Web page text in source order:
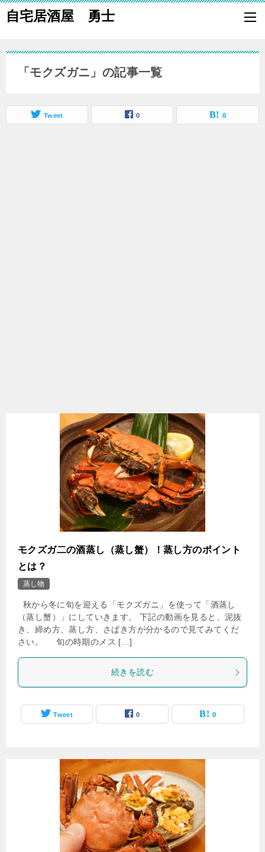
自宅居酒屋 勇士
自宅で居酒屋の「酒の肴」になる料理を楽しく作り、家族や親族に友
「モクズガニ」の記事一覧
Tweet 0 0
モクズガ二の酒蒸し（蒸し蟹）！蒸し方のポイント
とは？
蒸し物
秋から冬に旬を迎える「モクズガニ」を使って「酒蒸し
（蒸し蟹）」にしていきます。 下記の動画を見ると、泥抜
き、締め方、蒸し方、さばき方が分かるので見てみてくだ
さい。 旬の時期のメス […]
続きを読む
Tweet 0 0